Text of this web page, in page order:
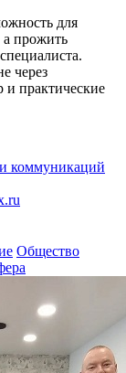
для
а прожить
через
и практические
коммуникаций
Общество